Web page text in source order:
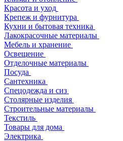
Красота и уход
Крепеж и фурнитура
Кухни и бытовая техника
Лакокрасочные материалы
Мебель и хранение
Освещение
Отделочные материалы
Посуда
Сантехника
Спецодежда и сиз
Столярные изделия
Строительные материалы
Текстиль
Товары для дома
Электрика